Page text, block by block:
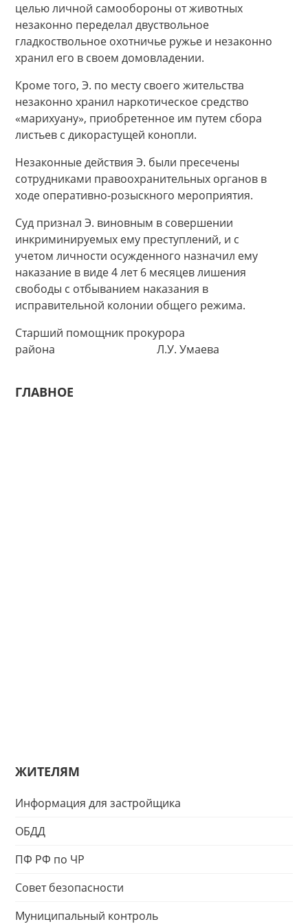
целью личной самообороны от животных
незаконно переделал двуствольное
гладкоствольное охотничье ружье и незаконно
хранил его в своем домовладении.
Кроме того, Э. по месту своего жительства
незаконно хранил наркотическое средство
«марихуану», приобретенное им путем сбора
листьев с дикорастущей конопли.
Незаконные действия Э. были пресечены
сотрудниками правоохранительных органов в
ходе оперативно-розыскного мероприятия.
Суд признал Э. виновным в совершении
инкриминируемых ему преступлений, и с
учетом личности осужденного назначил ему
наказание в виде 4 лет 6 месяцев лишения
свободы с отбыванием наказания в
исправительной колонии общего режима.
Старший помощник прокурора
района Л.У. Умаева
ГЛАВНОЕ
ЖИТЕЛЯМ
Информация для застройщика
ОБДД
ПФ РФ по ЧР
Совет безопасности
Муниципальный контроль